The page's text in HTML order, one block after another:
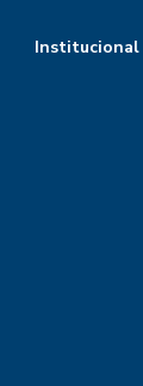
Institucional